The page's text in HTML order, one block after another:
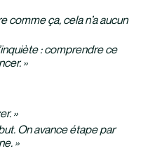
comme ça, cela n’a aucun
: comprendre ce
»
»
On avance étape par
»